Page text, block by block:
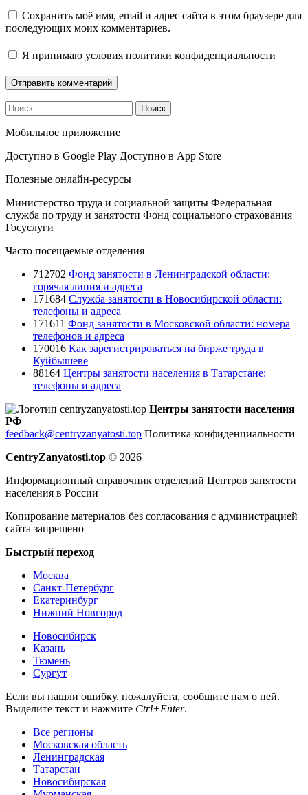
Сохранить моё имя, email и адрес сайта в этом браузере для
последующих моих комментариев.
Я принимаю условия политики конфиденциальности
Поиск
Мобильное приложение
Доступно в Google Play Доступно в App Store
Полезные онлайн-ресурсы
Министерство труда и социальной защиты Федеральная
служба по труду и занятости Фонд социального страхования
Госуслуги
Часто посещаемые отделения
712702 Фонд занятости в Ленинградской области:
горячая линия и адреса
171684 Служба занятости в Новосибирской области:
телефоны и адреса
171611 Фонд занятости в Московской области: номера
телефонов и адреса
170016 Как зарегистрироваться на бирже труда в
Куйбышеве
88164 Центры занятости населения в Татарстане:
телефоны и адреса
Центры занятости населения
РФ
feedback@centryzanyatosti.top Политика конфиденциальности
CentryZanyatosti.top © 2026
Информационный справочник отделений Центров занятости
населения в России
Копирование материалов без согласования с администрацией
сайта запрещено
Быстрый переход
Москва
Санкт-Петербург
Екатеринбург
Нижний Новгород
Новосибирск
Казань
Тюмень
Сургут
Если вы нашли ошибку, пожалуйста, сообщите нам о ней.
Выделите текст и нажмите Ctrl+Enter.
Все регионы
Московская область
Ленинградская
Татарстан
Новосибирская